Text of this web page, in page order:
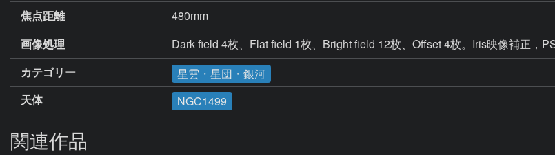
焦点距離
480mm
画像処理
Dark field 4枚、Flat field 1枚、Bright field 12枚、Offset 4枚。Iris映像補正，
カテゴリー
星雲・星団・銀河
天体
NGC1499
関連作品